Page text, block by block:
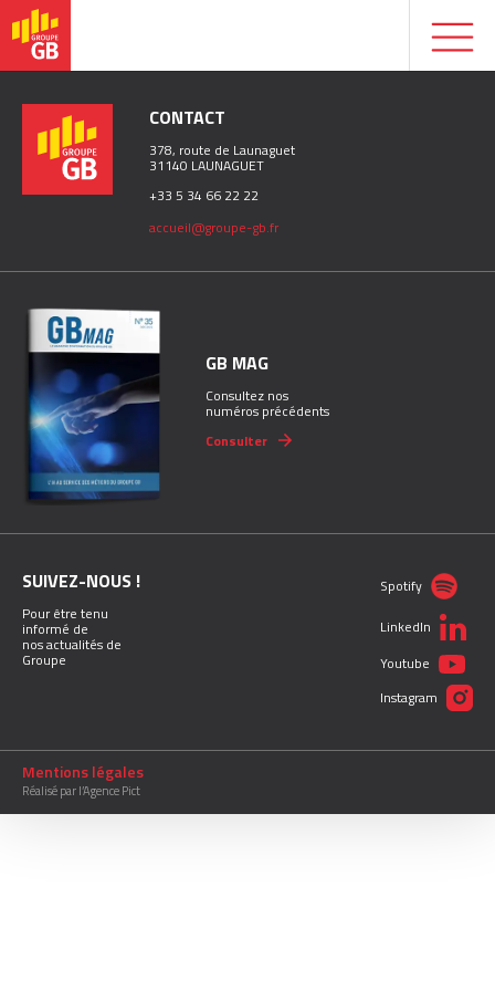
CONTACT
378, route de Launaguet
31140 LAUNAGUET
+33 5 34 66 22 22
accueil@groupe-gb.fr
GB MAG
Consultez nos
numéros précédents
Consulter
SUIVEZ-NOUS !
Pour être tenu
informé de
nos actualités de
Groupe
Spotify
LinkedIn
Youtube
Instagram
Mentions légales
Réalisé par l’Agence Pict